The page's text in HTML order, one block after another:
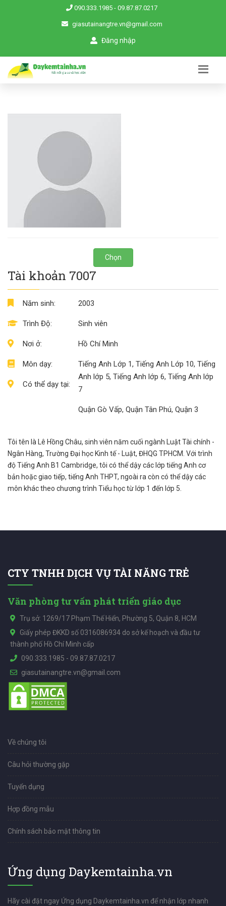
090.333.1985 - 09.87.87.0217
giasutainangtre.vn@gmail.com
Đăng nhập
Chọn
Tài khoản 7007
Năm sinh:
Trình Độ:
Nơi ở:
Môn dạy:
Có thể dạy tại:
2003
Sinh viên
Hồ Chí Minh
Tiếng Anh Lớp 1, Tiếng Anh Lớp 10, Tiếng
Anh lớp 5, Tiếng Anh lớp 6, Tiếng Anh lớp
7
Quận Gò Vấp, Quận Tân Phú, Quận 3
Tôi tên là Lê Hồng Châu, sinh viên năm cuối ngành Luật Tài chính -
Ngân Hàng, Trường Đại học Kinh tế - Luật, ĐHQG TPHCM. Với trình
độ Tiếng Anh B1 Cambridge, tôi có thể dậy các lớp tiếng Anh cơ
bản hoặc giao tiếp, tiếng Anh THPT, ngoài ra còn có thể dậy các
môn khác theo chương trình Tiểu học từ lớp 1 đến lớp 5.
CTY TNHH DỊCH VỤ TÀI NĂNG TRẺ
Văn phòng tư vấn phát triển giáo dục
Trụ sở: 1269/17 Phạm Thế Hiển, Phường 5, Quận 8, HCM
Giấy phép ĐKKD số 0316086934 do sở kế hoạch và đầu tư
thành phố Hồ Chí Minh cấp
090.333.1985 - 09.87.87.0217
giasutainangtre.vn@gmail.com
Về chúng tôi
Câu hỏi thường gặp
Tuyển dụng
Hợp đồng mẫu
Chính sách bảo mật thông tin
Ứng dụng Daykemtainha.vn
Hãy cài đặt ngay Ứng dụng Daykemtainha.vn để nhận lớp nhanh